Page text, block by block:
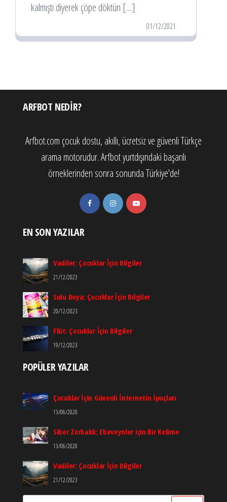
kalmıştı diyerek çöpe döktün […]
01/12/2021
ARFBOT NEDIR?
Arfbot.com çocuk dostu, akıllı, ücretsiz ve güvenli Türkçe
arama motorudur. Arfbot yurtdışındaki başarılı
örneklerinden sonra sonunda Türkiye'de!
EN SON YAZILAR
Vadiler: Çocuklar İçin Bilgiler
21/12/2023
Sulu Boya: Çocuklar İçin Bilgiler
20/12/2023
Flüt: Çocuklar İçin Bilgiler
19/12/2023
POPÜLER YAZILAR
Çocuklar İçin Güvenli İnternetin İpuçları
13/06/2020
Siber Zorbalık: Ebeveynler için Bir Kelime
13/06/2020
Vadiler: Çocuklar İçin Bilgiler
21/12/2023